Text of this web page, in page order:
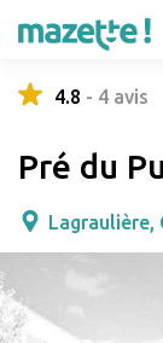
4.8 - 4 avis
Pré du
Lagraulière,